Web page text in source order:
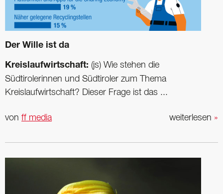
Der Wille ist da
Kreislaufwirtschaft: (js) Wie stehen die
Südtirolerinnen und Südtiroler zum Thema
Kreislaufwirtschaft? Dieser Frage ist das ...
weiterlesen »
von ff media